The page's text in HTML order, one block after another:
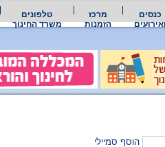
כנסים
מרכז
הזמנות
טלפונים
משרד החינוך
הוסף סמיילי